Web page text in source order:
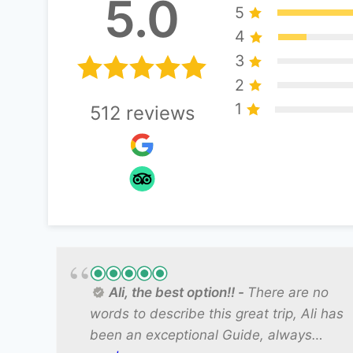
5.0
512 reviews
5
4
3
2
1
Ali, the best option!!
There are no
words to describe this great trip, Ali has
been an exceptional Guide, always